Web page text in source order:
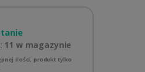
11 w magazynie
ilości, produkt tylko